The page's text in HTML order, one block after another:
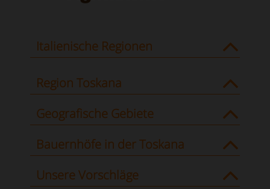
Italienische Regionen
Region Toskana
Geografische Gebiete
Bauernhöfe in der Toskana
Unsere Vorschläge